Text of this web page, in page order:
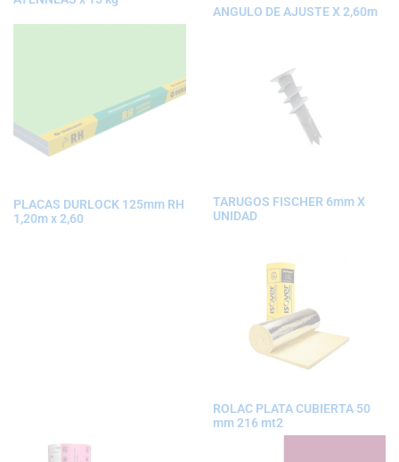
ANGULO DE AJUSTE X 2,60m
PLACAS DURLOCK 125mm RH
1,20m x 2,60
TARUGOS FISCHER 6mm X
UNIDAD
ROLAC PLATA CUBIERTA 50
mm 216 mt2